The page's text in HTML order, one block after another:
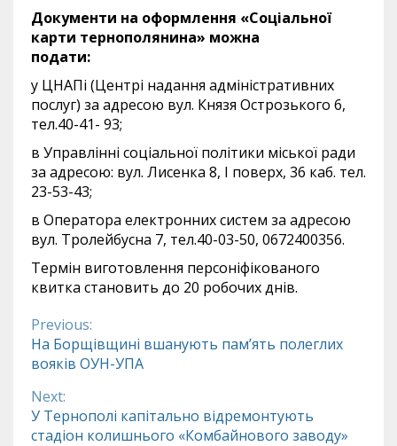
Документи на оформлення «Соціальної
карти тернополянина» можна
у ЦНАПі (Центрі надання адміністративних
послуг) за адресою вул. Князя Острозького 6,
тел.40-41- 93;
в Управлінні соціальної політики міської ради
за адресою: вул. Лисенка 8, І поверх, 36 каб. тел.
23-53-43;
в Оператора електронних систем за адресою
вул. Тролейбусна 7, тел.40-03-50, 0672400356.
Термін виготовлення персоніфікованого
квитка становить до 20 робочих днів.
Continue
Reading
Previous:
На Борщівщині вшанують пам’ять полеглих
вояків ОУН-УПА
Next:
У Тернополі капітально відремонтують
стадіон колишнього «Комбайнового заводу»